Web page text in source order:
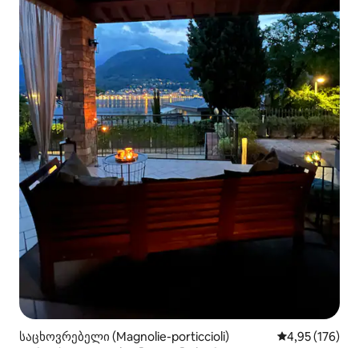
საცხოვრებელი (Magnolie-porticcioli) საშუალო
4,95 (176)